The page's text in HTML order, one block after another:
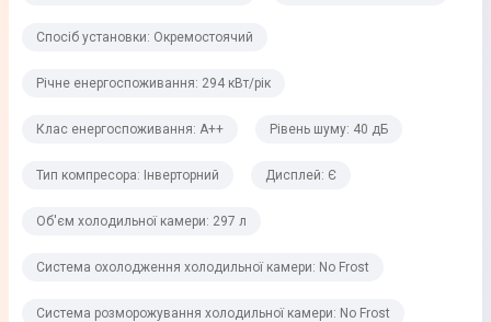
Рівень шуму
40 дБ
Тип компресора
Спосіб установки: Окремостоячий
Річне енергоспоживання: 294 кВт/рік
Клас енергоспоживання: A++ Рівень шуму: 40 дБ
Тип компресора: Інверторний Дисплей: Є
Об'єм холодильної камери: 297 л
Система охолодження холодильної камери: No Frost
Система розморожування холодильної камери: No Frost